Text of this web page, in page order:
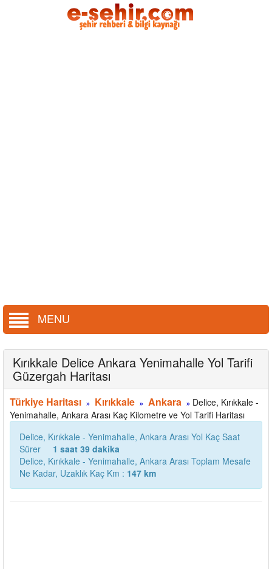
MENU
Kırıkkale Delice Ankara Yenimahalle Yol Tarifi
Güzergah Haritası
Türkiye Haritası » Kırıkkale » Ankara » Delice, Kırıkkale -
Yenimahalle, Ankara Arası Kaç Kilometre ve Yol Tarifi Haritası
Delice, Kırıkkale - Yenimahalle, Ankara Arası Yol Kaç Saat
Sürer
1 saat 39 dakika
Delice, Kırıkkale - Yenimahalle, Ankara Arası Toplam Mesafe
Ne Kadar, Uzaklık Kaç Km : 147 km